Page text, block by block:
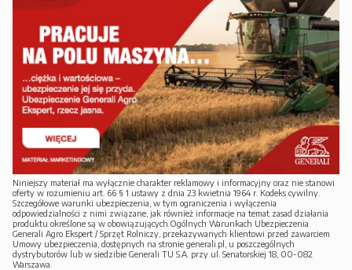
Niniejszy materiał ma wyłącznie charakter reklamowy i informacyjny oraz nie stanowi
oferty w rozumieniu art. 66 § 1 ustawy z dnia 23 kwietnia 1964 r. Kodeks cywilny.
Szczegółowe warunki ubezpieczenia, w tym ograniczenia i wyłączenia
odpowiedzialności z nimi związane, jak również informacje na temat zasad działania
produktu określone są w obowiązujących Ogólnych Warunkach Ubezpieczenia
Generali Agro Ekspert / Sprzęt Rolniczy, przekazywanych klientowi przed zawarciem
Umowy ubezpieczenia, dostępnych na stronie generali.pl, u poszczególnych
dystrybutorów lub w siedzibie Generali TU S.A. przy ul. Senatorskiej 18, 00-082
Warszawa.